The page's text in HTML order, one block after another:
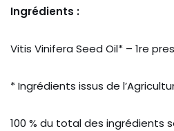
Ingrédients :
Vitis Vinifera Seed Oil* – 1re
* Ingrédients issus de
100 % du total des ingrédients